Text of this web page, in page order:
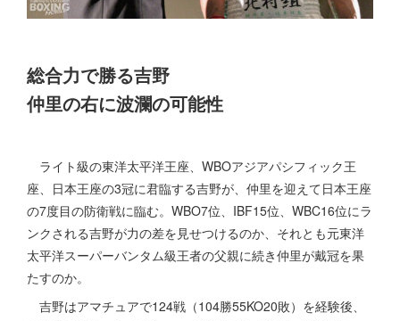
総合力で勝る吉野
仲里の右に波瀾の可能性
ライト級の東洋太平洋王座、WBOアジアパシフィック王
座、日本王座の3冠に君臨する吉野が、仲里を迎えて日本王座
の7度目の防衛戦に臨む。WBO7位、IBF15位、WBC16位にラ
ンクされる吉野が力の差を見せつけるのか、それとも元東洋
太平洋スーパーバンタム級王者の父親に続き仲里が戴冠を果
たすのか。
吉野はアマチュアで124戦（104勝55KO20敗）を経験後、